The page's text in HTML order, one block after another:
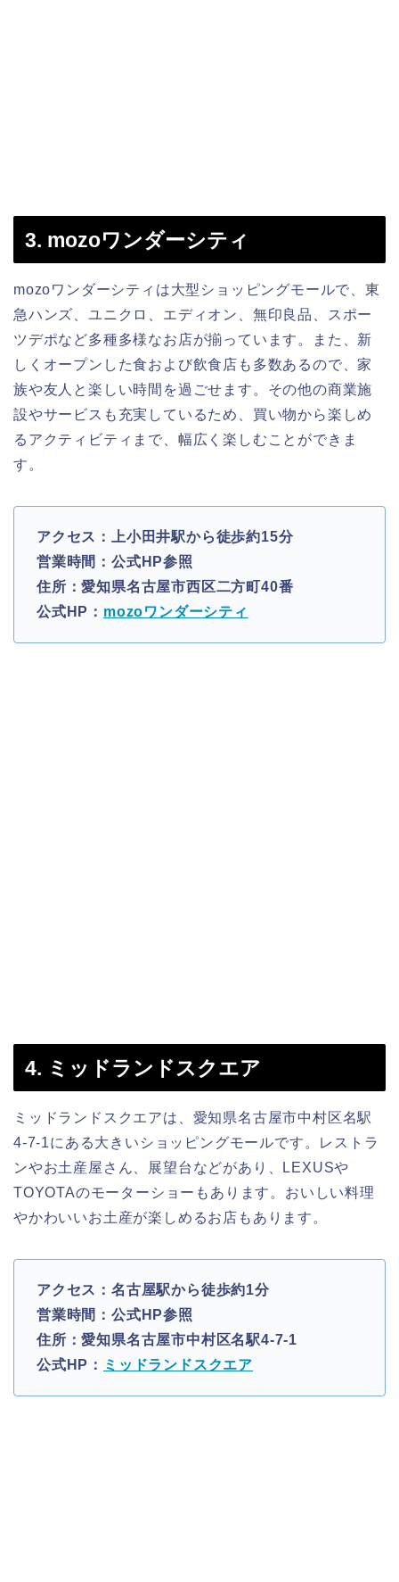
3. mozoワンダーシティ
mozoワンダーシティは大型ショッピングモールで、東
急ハンズ、ユニクロ、エディオン、無印良品、スポー
ツデポなど多種多様なお店が揃っています。また、新
しくオープンした食および飲食店も多数あるので、家
族や友人と楽しい時間を過ごせます。その他の商業施
設やサービスも充実しているため、買い物から楽しめ
るアクティビティまで、幅広く楽しむことができま
す。
アクセス：上小田井駅から徒歩約15分
営業時間：公式HP参照
住所：愛知県名古屋市西区二方町40番
公式HP： mozoワンダーシティ
4. ミッドランドスクエア
ミッドランドスクエアは、愛知県名古屋市中村区名駅
4-7-1にある大きいショッピングモールです。レストラ
ンやお土産屋さん、展望台などがあり、LEXUSや
TOYOTAのモーターショーもあります。おいしい料理
やかわいいお土産が楽しめるお店もあります。
アクセス：名古屋駅から徒歩約1分
営業時間：公式HP参照
住所：愛知県名古屋市中村区名駅4-7-1
公式HP： ミッドランドスクエア